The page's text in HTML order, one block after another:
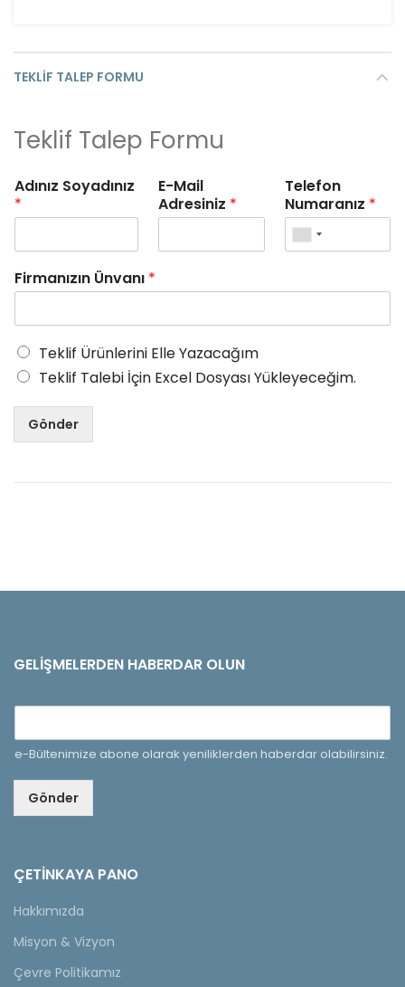
TEKLIF TALEP FORMU
Teklif Talep Formu
Adınız Soyadınız
*
E-Mail
Adresiniz *
Telefon
Numaranız *
Firmanızın Ünvanı *
Teklif Ürünlerini Elle Yazacağım
Teklif Talebi İçin Excel Dosyası Yükleyeceğim.
Gönder
GELIŞMELERDEN HABERDAR OLUN
e-Bültenimize abone olarak yeniliklerden haberdar olabilirsiniz.
Gönder
ÇETINKAYA PANO
Hakkımızda
Misyon & Vizyon
Çevre Politikamız